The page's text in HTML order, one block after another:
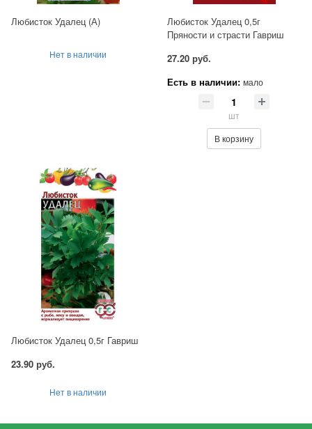
Любисток Удалец (А)
Нет в наличии
Любисток Удалец 0,5г
Пряности и страсти Гавриш
27.20 руб.
Есть в наличии: мало
шт
В корзину
Любисток Удалец 0,5г Гавриш
23.90 руб.
Нет в наличии